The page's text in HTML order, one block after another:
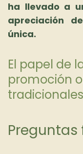
ha llevado a
apreciación
única.
El papel de
promoción
tradicionales